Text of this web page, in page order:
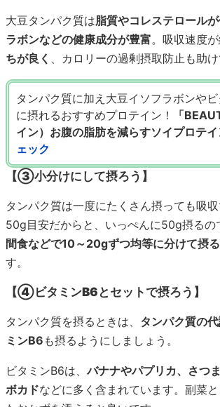
大豆タンパク質は脂質やコレステロール
ラボンなどの健康成分が豊富。吸収速度
ちが良く
、カロリーの過剰摂取防止も助け
タンパク質に加え大豆イソフラボンや
に摂れるおすすめプロテイン！
「
イン）お腹の脂肪を減らすソイプロテイ
ェック
【③小分けにして摂ろう】
タンパク質は一度にたくさん摂っても吸
50g目安だからと、いっぺんに50g摂るの
間食などで10～20gずつ均等に分けて摂る
す。
【④ビタミンB6とセットで摂ろう】
タンパク質を摂るときは、 タンパク質の
ミンB6 も摂るようにしましょう。
ビタミンB6は、バナナやパプリカ、さつ
ボカドなどに多く含まれています。副菜